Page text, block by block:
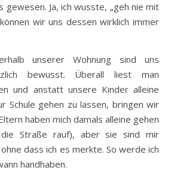
gewesen. Ja, ich wusste, „geh nie mit
wir uns dessen wirklich immer
unserer Wohnung sind uns
bewusst. Überall liest man
und anstatt unsere Kinder alleine
Schule gehen zu lassen, bringen wir
haben mich damals alleine gehen
Straße rauf), aber sie sind mir
dass ich es merkte. So werde ich
handhaben.